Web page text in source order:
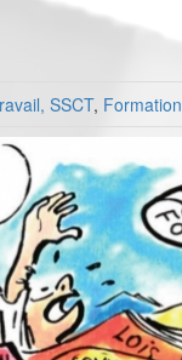
SSCT, Formation